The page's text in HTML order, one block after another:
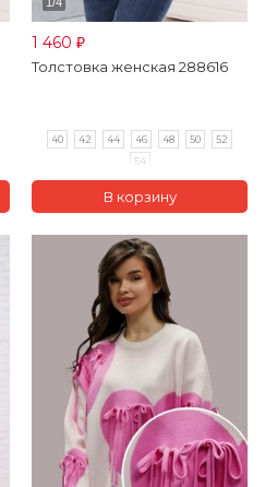
1 460 ₽
Толстовка женская 288616
40 42 44 46 48 50
52
54